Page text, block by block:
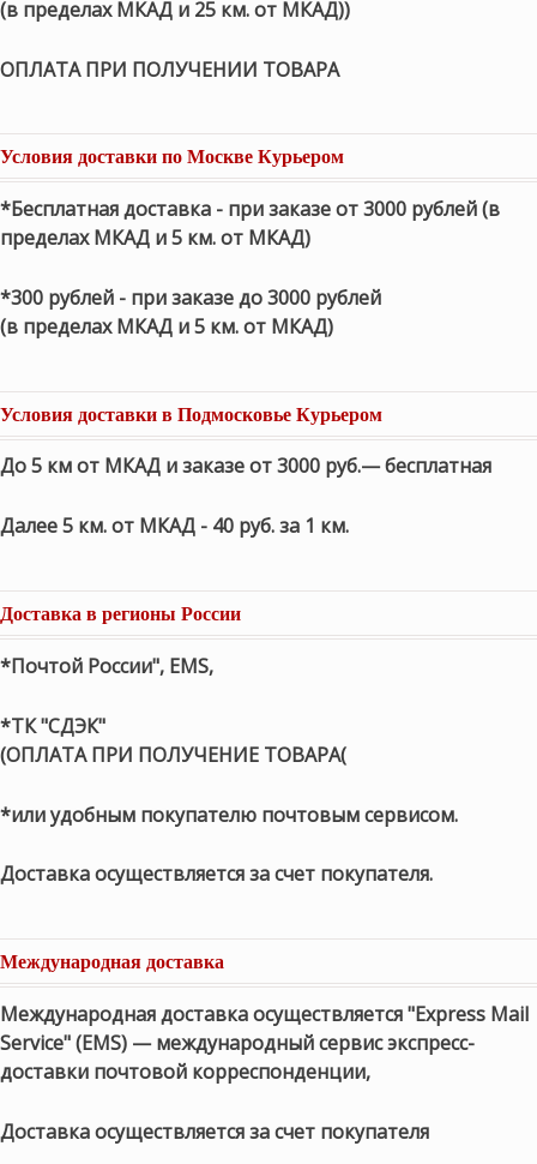
(в пределах МКАД и 25 км. от МКАД))
ОПЛАТА ПРИ ПОЛУЧЕНИИ ТОВАРА
Условия доставки по Москве Курьером
*Бесплатная доставка - при заказе от 3000 рублей (в
пределах МКАД и 5 км. от МКАД)
*300 рублей - при заказе до 3000 рублей
(в пределах МКАД и 5 км. от МКАД)
Условия доставки в Подмосковье Курьером
До 5 км от МКАД и заказе от 3000 руб.— бесплатная
Далее 5 км. от МКАД - 40 руб. за 1 км.
Доставка в регионы России
*Почтой России", EMS,
*ТК "СДЭК"
(ОПЛАТА ПРИ ПОЛУЧЕНИЕ ТОВАРА(
*или удобным покупателю почтовым сервисом.
Доставка осуществляется за счет покупателя.
Международная доставка
Международная доставка осуществляется "Express Mail
Service" (EMS) — международный сервис экспресс-
доставки почтовой корреспонденции,
Доставка осуществляется за счет покупателя